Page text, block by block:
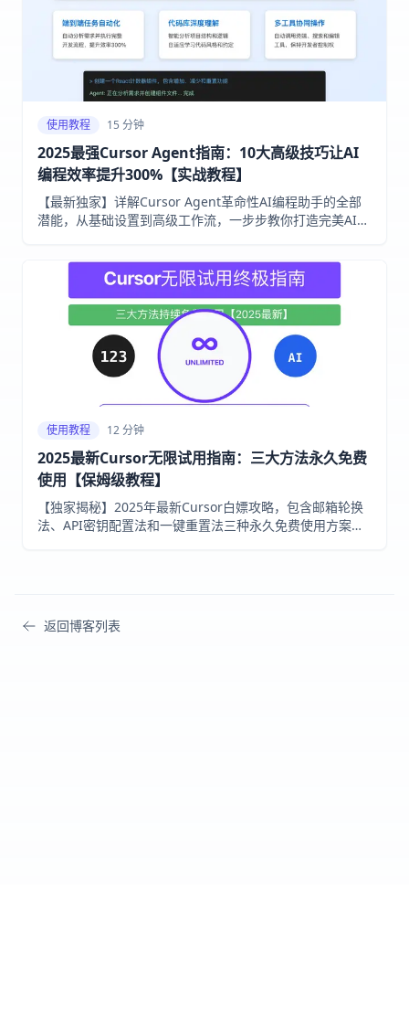
使用教程 15 分钟
2025最强Cursor Agent指南：10大高级技巧让AI
编程效率提升300%【实战教程】
【最新独家】详解Cursor Agent革命性AI编程助手的全部
潜能，从基础设置到高级工作流，一步步教你打造完美AI编
使用教程 12 分钟
2025最新Cursor无限试用指南：三大方法永久免费
使用【保姆级教程】
【独家揭秘】2025年最新Cursor白嫖攻略，包含邮箱轮换
法、API密钥配置法和一键重置法三种永久免费使用方案，
返回博客列表